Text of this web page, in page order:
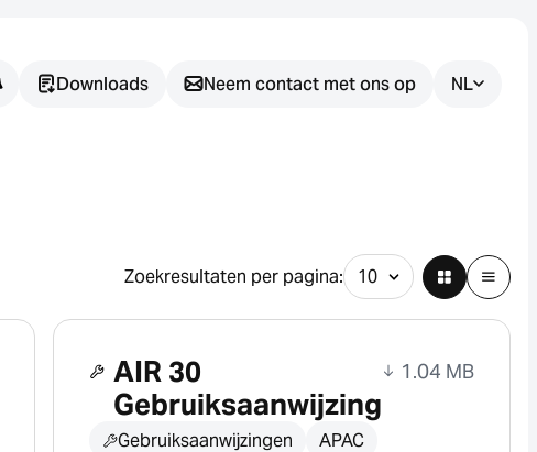
Downloads Neem contact met ons op NL
Zoekresultaten per pagina:
AIR 30
Gebruiksaanwijzing
1.04 MB
Gebruiksaanwijzingen APAC
van de juiste sensoroplossing